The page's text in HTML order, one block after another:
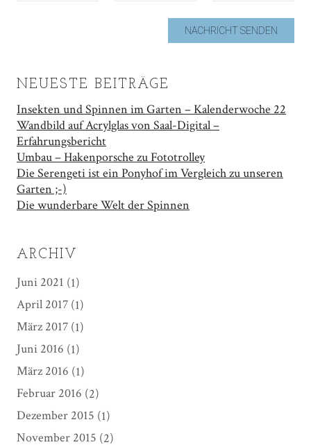
NEUESTE BEITRÄGE
Insekten und Spinnen im Garten – Kalenderwoche 22
Wandbild auf Acrylglas von Saal-Digital –
Erfahrungsbericht
Umbau – Hakenporsche zu Fototrolley
Die Serengeti ist ein Ponyhof im Vergleich zu unseren
Garten ;-)
Die wunderbare Welt der Spinnen
ARCHIV
Juni 2021 (1)
April 2017(1)
März 2017(1)
Juni 2016 (1)
März 2016 (1)
Februar 2016 (2)
Dezember 2015 (1)
November 2015 (2)